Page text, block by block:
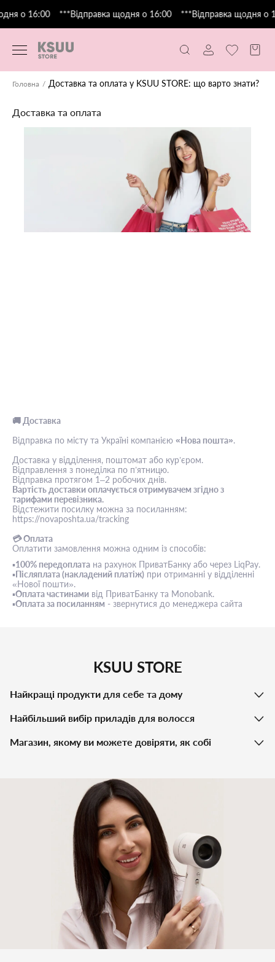
о 16:00 ***Відправка щодня о 16:00 ***Відправка щодня о
Головна Доставка та оплата у KSUU STORE: що варто знати?
Доставка та оплата
🚚 Доставка
Відправка по місту та Україні компанією «Нова пошта».
Доставка у відділення, поштомат або кур’єром.
Відправлення з понеділка по п’ятницю.
Відправка протягом 1–2 робочих днів.
Вартість доставки оплачується отримувачем згідно з
тарифами перевізника.
Відстежити посилку можна за посиланням:
https://novaposhta.ua/tracking
💳 Оплата
Оплатити замовлення можна одним із способів:
▪️100% передоплата на рахунок ПриватБанку або через LiqPay.
▪️Післяплата (накладений платіж) при отриманні у відділенні
«Нової пошти».
▪️Оплата частинами від ПриватБанку та Monobank.
▪️Оплата за посиланням - звернутися до менеджера сайта
KSUU STORE
Найкращі продукти для себе та дому
Найбільший вибір приладів для волосся
Магазин, якому ви можете довіряти, як собі